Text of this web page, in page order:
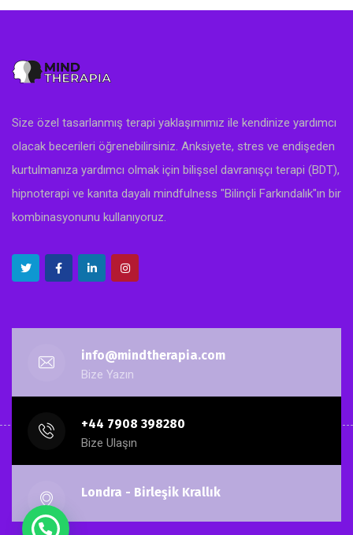
Size özel tasarlanmış terapi yaklaşımımız ile kendinize yardımcı
olacak becerileri öğrenebilirsiniz. Anksiyete, stres ve endişeden
kurtulmanıza yardımcı olmak için bilişsel davranışçı terapi (BDT),
hipnoterapi ve kanıta dayalı mindfulness "Bilinçli Farkındalık"ın bir
kombinasyonunu kullanıyoruz.
info@mindtherapia.com
Bize Yazın
+44 7908 398280
Bize Ulaşın
Londra - Birleşik Krallık